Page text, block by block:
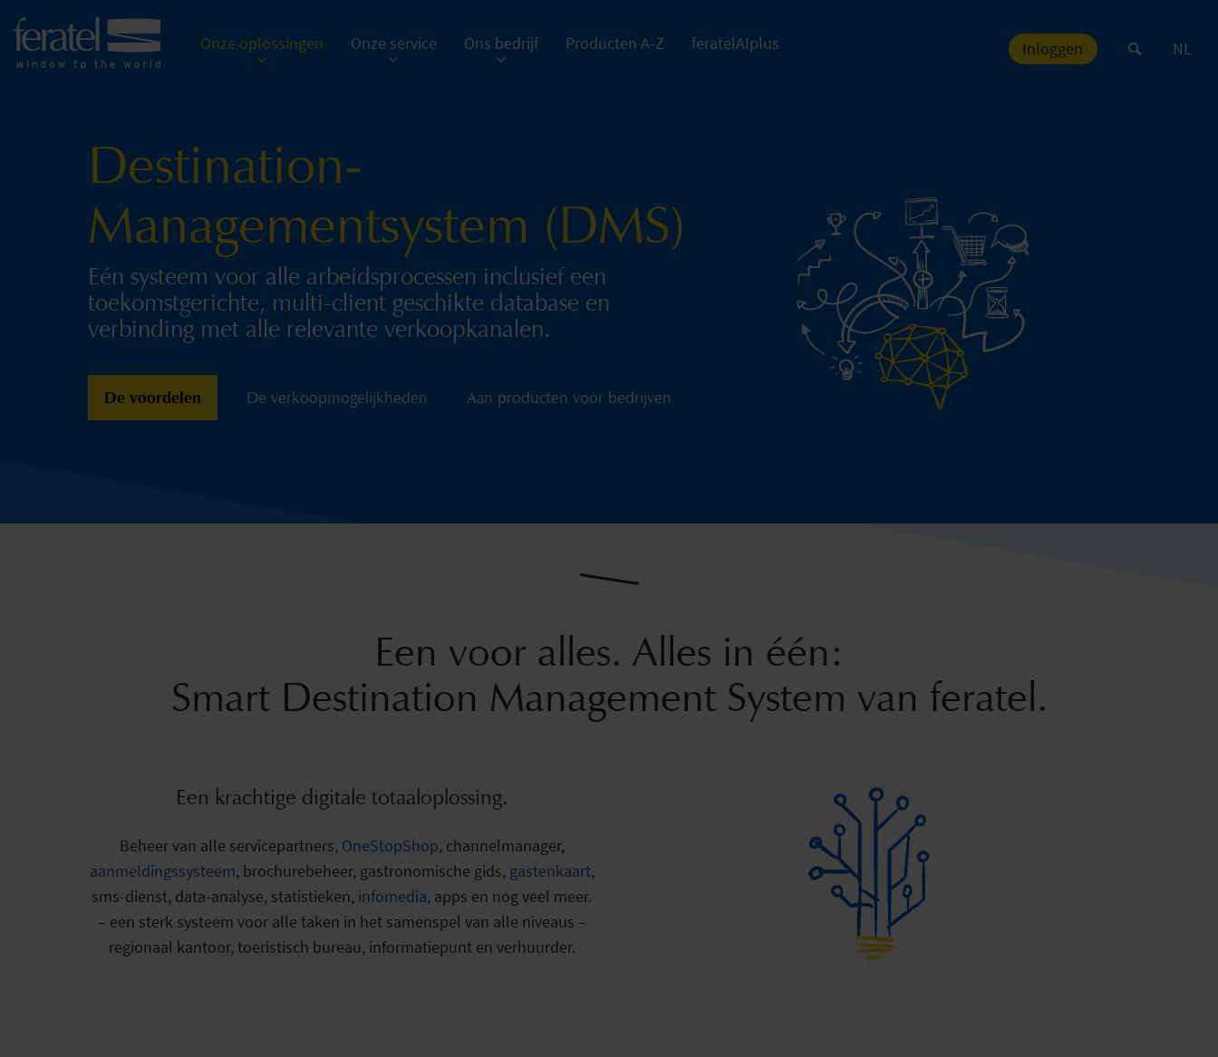
Onze oplossingen Onze service Ons bedrijf Producten A-Z feratelAIplus Inloggen NL
Destination-
Managementsystem (DMS)
Eén systeem voor alle arbeidsprocessen inclusief een
toekomstgerichte, multi-client geschikte database en
verbinding met alle relevante verkoopkanalen.
De voordelen De verkoopmogelijkheden Aan producten voor bedrijven
Een voor alles. Alles in één:
Smart Destination Management System van feratel.
Een krachtige digitale totaaloplossing.
Beheer van alle servicepartners, OneStopShop, channelmanager,
aanmeldingssysteem, brochurebeheer, gastronomische gids, gastenkaart,
sms-dienst, data-analyse, statistieken, infomedia, apps en nog veel meer.
– een sterk systeem voor alle taken in het samenspel van alle niveaus –
regionaal kantoor, toeristisch bureau, informatiepunt en verhuurder.